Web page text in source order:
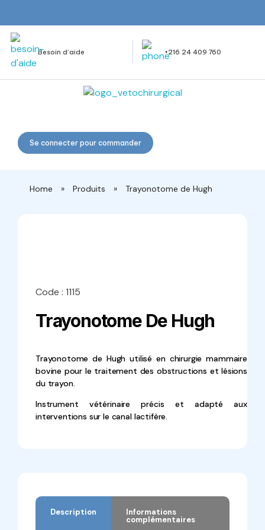
Besoin d’aide +216 24 409 760
Veto Chirurgical
Se connecter pour commander
Home » Produits » Trayonotome de Hugh
Code : 1115
Trayonotome De Hugh
Trayonotome de Hugh utilisé en chirurgie mammaire
bovine pour le traitement des obstructions et lésions
du trayon.
Instrument vétérinaire précis et adapté aux
interventions sur le canal lactifère.
Description Informations
complémentaires